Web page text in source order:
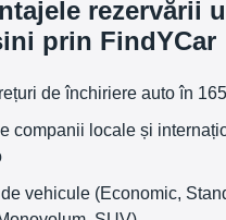
rezervării
prin FindYCar
de închiriere auto în
companii locale și
vehicule (Economic,